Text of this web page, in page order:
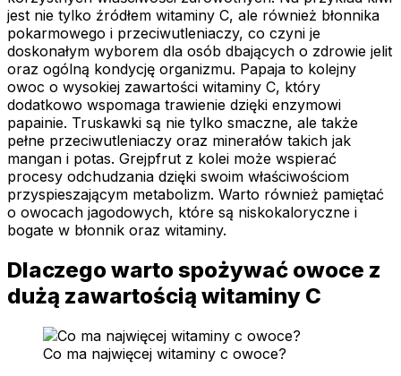
jest nie tylko źródłem witaminy C, ale również błonnika
pokarmowego i przeciwutleniaczy, co czyni je
doskonałym wyborem dla osób dbających o zdrowie jelit
oraz ogólną kondycję organizmu. Papaja to kolejny
owoc o wysokiej zawartości witaminy C, który
dodatkowo wspomaga trawienie dzięki enzymowi
papainie. Truskawki są nie tylko smaczne, ale także
pełne przeciwutleniaczy oraz minerałów takich jak
mangan i potas. Grejpfrut z kolei może wspierać
procesy odchudzania dzięki swoim właściwościom
przyspieszającym metabolizm. Warto również pamiętać
o owocach jagodowych, które są niskokaloryczne i
bogate w błonnik oraz witaminy.
Dlaczego warto spożywać owoce z
dużą zawartością witaminy C
Co ma najwięcej witaminy c owoce?